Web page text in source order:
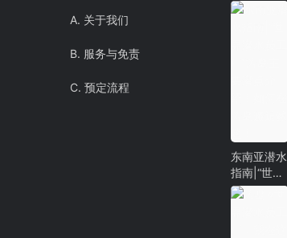
A. 关于我们
B. 服务与免责
C. 预定流程
东南亚潜水
指南|“世界
潜水员工